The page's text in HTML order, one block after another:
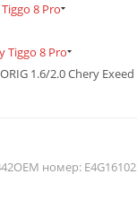
8 Pro
Tiggo 8 Pro
1.6/2.0 Chery
OEM номер: